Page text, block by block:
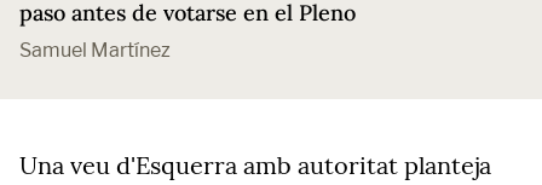
paso antes de votarse en el Pleno
Samuel Martínez
Una veu d'Esquerra amb autoritat planteja